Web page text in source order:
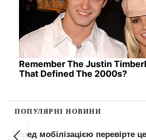
Remember The Justin
That Defined The 2000s?
ПОПУЛЯРНІ НОВИНИ
Бронювання є, а за кордон не